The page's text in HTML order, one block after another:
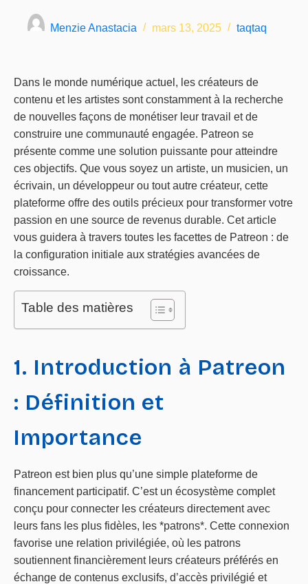
Menzie Anastacia mars 13, 2025 taqtaq
Dans le monde numérique actuel, les créateurs de
contenu et les artistes sont constamment à la recherche
de nouvelles façons de monétiser leur travail et de
construire une communauté engagée. Patreon se
présente comme une solution puissante pour atteindre
ces objectifs. Que vous soyez un artiste, un musicien, un
écrivain, un développeur ou tout autre créateur, cette
plateforme offre des outils précieux pour transformer votre
passion en une source de revenus durable. Cet article
vous guidera à travers toutes les facettes de Patreon : de
la configuration initiale aux stratégies avancées de
croissance.
Table des matières
1. Introduction à Patreon
: Définition et
Importance
Patreon est bien plus qu’une simple plateforme de
financement participatif. C’est un écosystème complet
conçu pour connecter les créateurs directement avec
leurs fans les plus fidèles, les *patrons*. Cette connexion
favorise une relation privilégiée, où les patrons
soutiennent financièrement leurs créateurs préférés en
échange de contenus exclusifs, d’accès privilégié et